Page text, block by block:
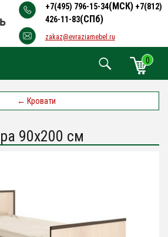
+7(495) 796-15-34(МСК) +7(812)
426-11-83(СПб)
zakaz@evraziamebel.ru
0
← Кровати
90х200 см